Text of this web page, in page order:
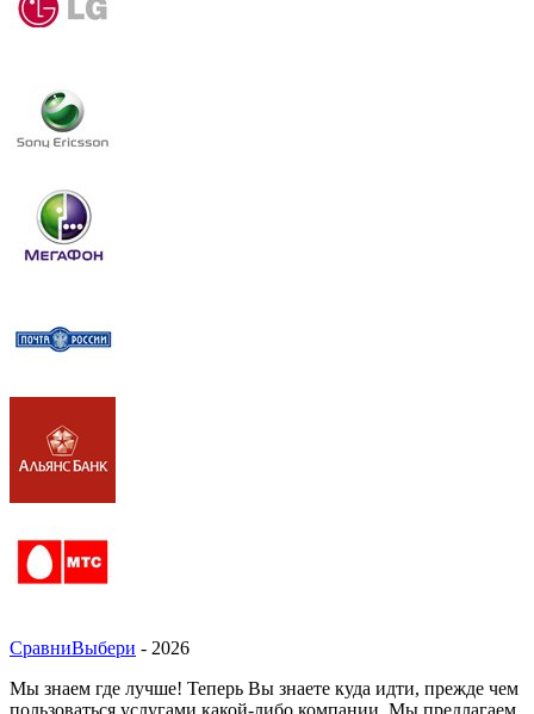
СравниВыбери - 2026
Мы знаем где лучше! Теперь Вы знаете куда идти, прежде чем
пользоваться услугами какой-либо компании. Мы предлагаем